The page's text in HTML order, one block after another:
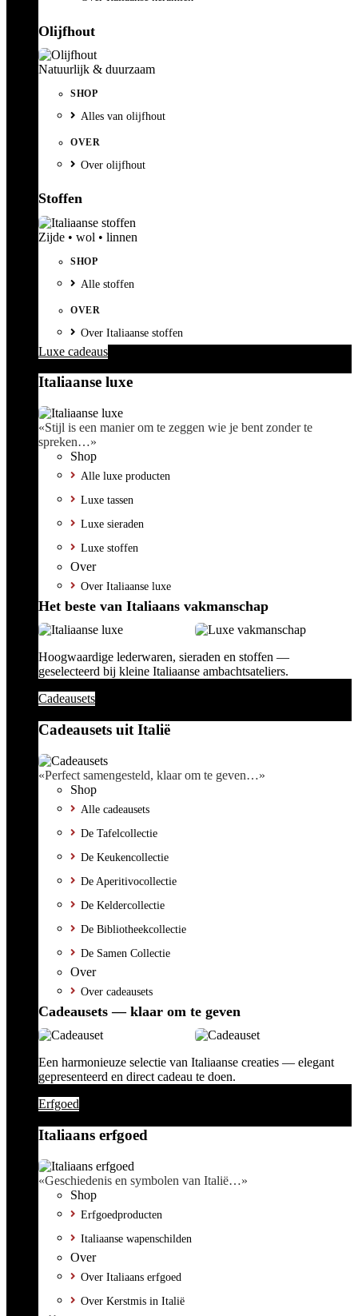
Olijfhout
Natuurlijk & duurzaam
SHOP
Alles van olijfhout
OVER
Over olijfhout
Stoffen
Zijde • wol • linnen
SHOP
Alle stoffen
OVER
Over Italiaanse stoffen
Luxe cadeaus
Italiaanse luxe
«Stijl is een manier om te zeggen wie je bent zonder te
spreken…»
Shop
Alle luxe producten
Luxe tassen
Luxe sieraden
Luxe stoffen
Over
Over Italiaanse luxe
Het beste van Italiaans vakmanschap
Hoogwaardige lederwaren, sieraden en stoffen —
geselecteerd bij kleine Italiaanse ambachtsateliers.
Cadeausets
Cadeausets uit Italië
«Perfect samengesteld, klaar om te geven…»
Shop
Alle cadeausets
De Tafelcollectie
De Keukencollectie
De Aperitivocollectie
De Keldercollectie
De Bibliotheekcollectie
De Samen Collectie
Over
Over cadeausets
Cadeausets — klaar om te geven
Een harmonieuze selectie van Italiaanse creaties — elegant
gepresenteerd en direct cadeau te doen.
Erfgoed
Italiaans erfgoed
«Geschiedenis en symbolen van Italië…»
Shop
Erfgoedproducten
Italiaanse wapenschilden
Over
Over Italiaans erfgoed
Over Kerstmis in Italië